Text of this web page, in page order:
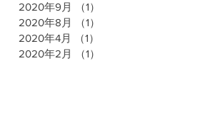
2020年9月
（1）
2020年8月
（1）
2020年4月
（1）
2020年2月
（1）